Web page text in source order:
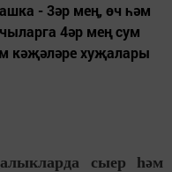
- 3әр мең, өч һәм
4әр мең сум
кәҗәләре хуҗалары
сыер һәм